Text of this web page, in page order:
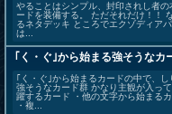
やることはシンプル、封印されし者
ードを装備する。 ただそれだけ！！
るネタデッキ ところでエクゾディア
は...
｢く・ぐ｣から始まる強そうなカ
｢く・ぐ｣から始まるカードの中で、
強そうなカード群 かなり主観が入っ
躍するカード ・他の文字から始まる
・複...